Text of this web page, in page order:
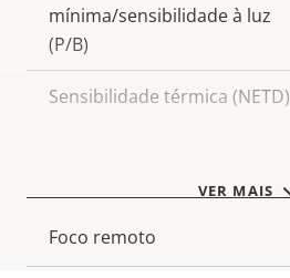
VER MAIS
mínima/sensibilidade à luz
(P/B)
Sensibilidade térmica (NETD)
Descrição
da
Foco remoto